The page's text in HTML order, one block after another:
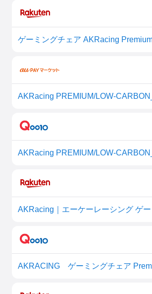
AKRacing PREMIUM/LOW-
AKRacing PREMIUM/LOW-
AKRACING ゲーミングチェア